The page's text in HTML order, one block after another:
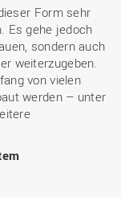
Form sehr
Es gehe jedoch
sondern auch
weiterzugeben.
von vielen
werden – unter